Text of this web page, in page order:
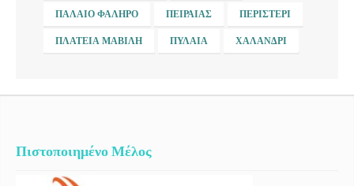
ΠΑΛΑΙΌ ΦΆΛΗΡΟ ΠΕΙΡΑΙΆΣ ΠΕΡΙΣΤΈΡΙ
ΠΛΑΤΕΊΑ ΜΑΒΊΛΗ ΠΥΛΑΊΑ ΧΑΛΆΝΔΡΙ
Πιστοποιημένο Μέλος